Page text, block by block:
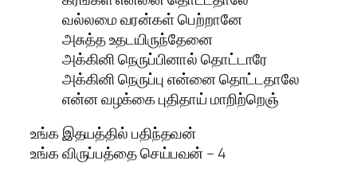
வல்லமை வரன்கள் பெற்றானே
அசுத்த உதடயிருந்தேனை
அக்கினி நெருப்பினால் தொட்டாரே
அக்கினி நெருப்பு என்னை தொட்டதாலே
என்ன வழக்கை புதிதாய் மாறிற்றெஞ்
உங்க இதயத்தில் பதிந்தவன்
உங்க விருப்பத்தை செய்பவன் – 4